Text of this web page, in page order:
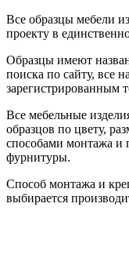
Все образцы мебели
проекту в
Образцы имеют
поиска по сайту, все
зарегистрированным
Все мебельные
образцов по цвету,
способами монтажа и
фурнитуры.
Способ монтажа и
выбирается